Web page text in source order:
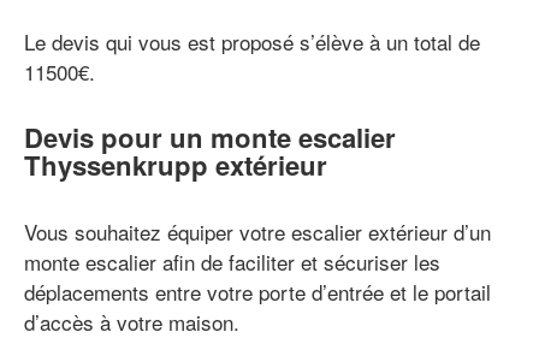
Le devis qui vous est proposé s’élève à un total de
11500€.
Devis pour un monte escalier
Thyssenkrupp extérieur
Vous souhaitez équiper votre escalier extérieur d’un
monte escalier afin de faciliter et sécuriser les
déplacements entre votre porte d’entrée et le portail
d’accès à votre maison.